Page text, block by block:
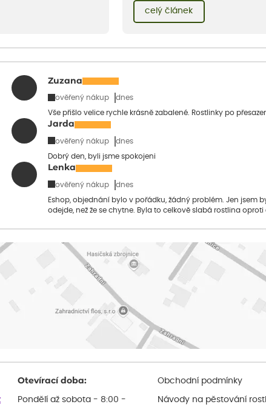
trochu bezstarostnosti
koláče s rybízem.
jeden záhon, terasu či balkon do
obléknout i vy.
celý článek
Zuzana
ověřený nákup dnes
Vše přišlo velice rychle krásně zabalené. Rostlinky po
Jarda
ověřený nákup dnes
Dobrý den, byli jsme spokojeni
Lenka
ověřený nákup dnes
Eshop, objednání bylo v pořádku, žádný problém. Jen jsem
odejde, než že se chytne. Byla to celkově slabá rostlina oproti
Otevírací doba:
Pondělí až sobota - 8:00 -
Obchodní podmínky
Návody na pěstování